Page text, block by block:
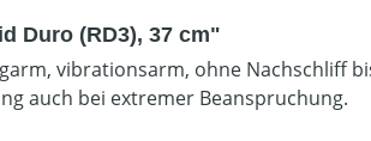
Duro (RD3), 37 cm"
vibrationsarm, ohne Nachschliff
auch bei extremer Beanspruchung.